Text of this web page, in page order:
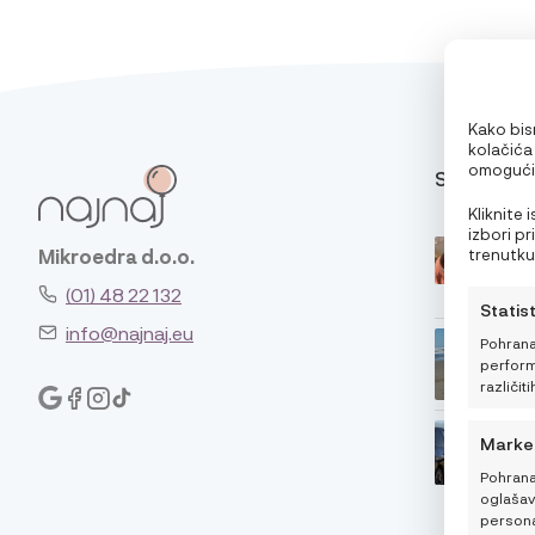
Kako
kolačića
oglase.
Kliknite
izbori
Mikroedra d.o.o.
(01) 48 22 132
info@najnaj.eu
SAVJETI